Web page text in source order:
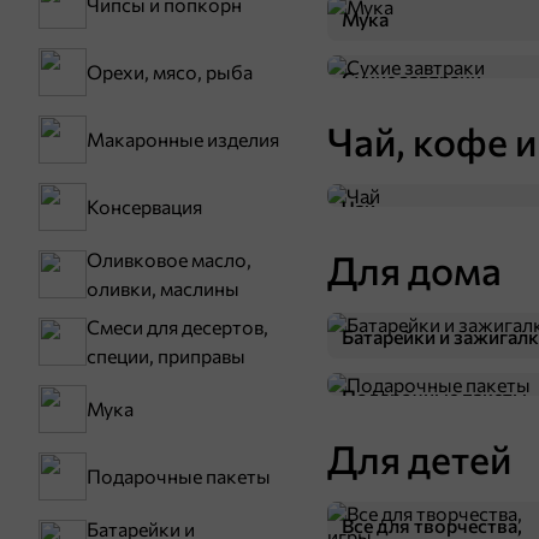
Орехи, мясо, рыба
Макаронные изделия
Консервация
Оливковое масло,
оливки, маслины
Смеси для десертов,
специи, приправы
Мука
Подарочные пакеты
Батарейки и
Мука
Сухие завтраки
Чай, кофе
Чай
Для дома
Батарейки и
Подарочные пакеты
Для детей
Все для творчества,